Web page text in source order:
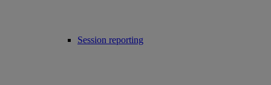
Session reporting